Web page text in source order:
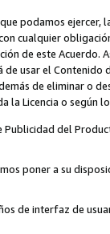
podamos
cualquier
de este
usar el
de eliminar o
la Licencia o según
Publicidad del
poner a su
de interfaz de